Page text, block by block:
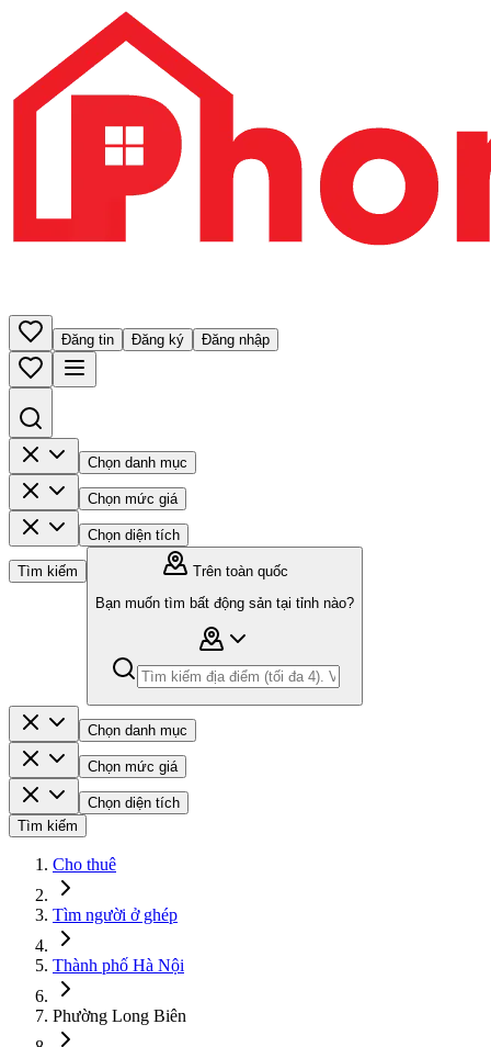
Đăng tin Đăng ký Đăng nhập
Chọn danh mục
Chọn mức giá
Chọn diện tích
Tìm kiếm
Trên toàn quốc
Bạn muốn tìm bất động sản tại tỉnh nào?
Chọn danh mục
Chọn mức giá
Chọn diện tích
Tìm kiếm
Cho thuê
Tìm người ở ghép
Thành phố Hà Nội
Phường Long Biên